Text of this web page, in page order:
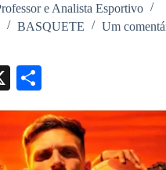
e Analista Esportivo
BASQUETE Um
X
ha
re